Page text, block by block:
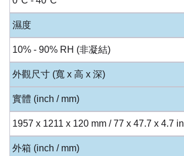
濕度
10% - 90% RH (非凝結)
外觀尺寸 (寬 x 高 x 深)
實體 (inch / mm)
1957 x 1211 x 120 mm / 77 x 47.7 x 4.7 in
外箱 (inch / mm)